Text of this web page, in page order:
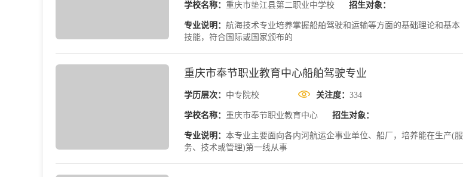
学校名称： 重庆市垫江县第二职业中学校 招生对象：
专业说明： 航海技术专业培养掌握船舶驾驶和运输等方面的基础理论和基本
技能，符合国际或国家颁布的
重庆市奉节职业教育中心船舶驾驶专业
学历层次： 中专院校 关注度： 334
学校名称： 重庆市奉节职业教育中心 招生对象：
专业说明： 本专业主要面向各内河航运企事业单位、船厂，培养能在生产(服
务、技术或管理)第一线从事